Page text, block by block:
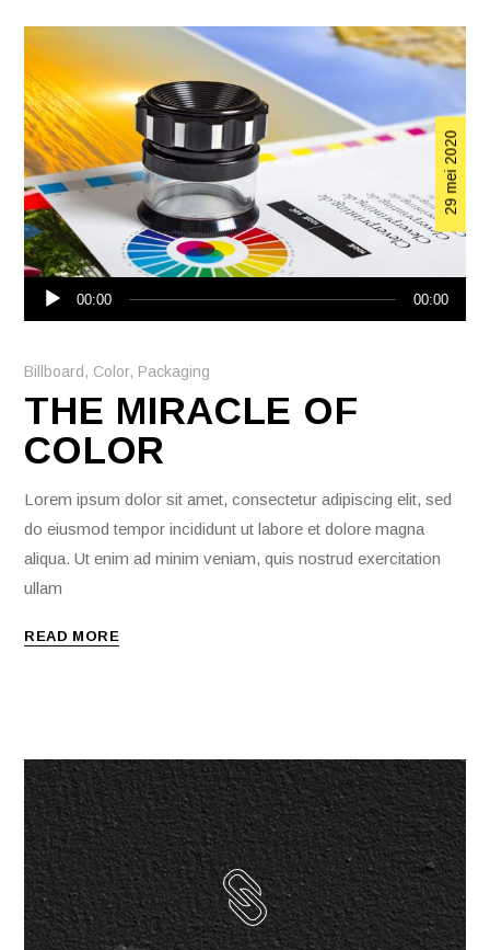
29 mei 2020
Audiospeler
00:00 00:00
Billboard, Color, Packaging
THE MIRACLE OF
COLOR
Lorem ipsum dolor sit amet, consectetur adipiscing elit, sed
do eiusmod tempor incididunt ut labore et dolore magna
aliqua. Ut enim ad minim veniam, quis nostrud exercitation
ullam
READ MORE